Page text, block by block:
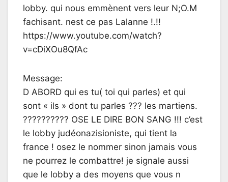
lobby. qui nous emmènent vers leur N;O.M
fachisant. nest ce pas Lalanne !.!!
https://www.youtube.com/watch?
v=cDiXOu8QfAc
Message:
D ABORD qui es tu( toi qui parles) et qui
sont « ils » dont tu parles ??? les martiens.
?????????? OSE LE DIRE BON SANG !!! c’est
le lobby judéonazisioniste, qui tient la
france ! osez le nommer sinon jamais vous
ne pourrez le combattre! je signale aussi
que le lobby a des moyens que vous n